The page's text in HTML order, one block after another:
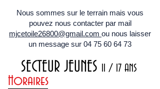
Nous sommes sur le terrain mais vous
pouvez nous contacter par mail
mjcetoile26800@gmail.com ou nous laisser
un message sur 04 75 60 64 73
SECTEUR JEUNES 11 / 17 ANS
Horaires